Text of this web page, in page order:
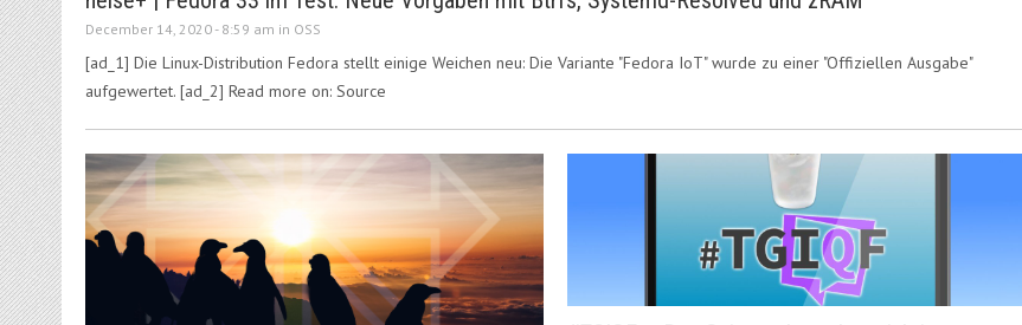
December 14, 2020 - 8:59 am in OSS
[ad_1] Die Linux-Distribution Fedora stellt einige Weichen neu: Die Variante "Fedora IoT" wurde zu einer "Offiziellen Ausgabe"
aufgewertet. [ad_2] Read more on: Source